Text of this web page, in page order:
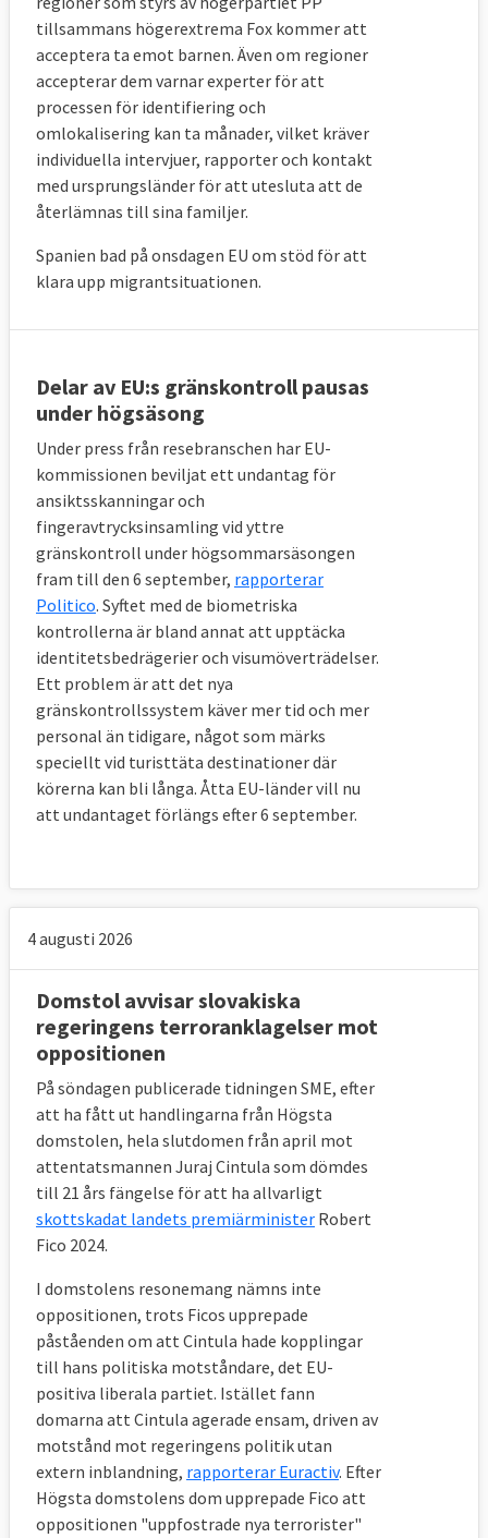
tillsammans högerextrema Fox kommer att
acceptera ta emot barnen. Även om regioner
accepterar dem varnar experter för att
processen för identifiering och
omlokalisering kan ta månader, vilket kräver
individuella intervjuer, rapporter och kontakt
med ursprungsländer för att utesluta att de
återlämnas till sina familjer.
Spanien bad på onsdagen EU om stöd för att
klara upp migrantsituationen.
Delar av EU:s gränskontroll pausas
under högsäsong
Under press från resebranschen har EU-
kommissionen beviljat ett undantag för
ansiktsskanningar och
fingeravtrycksinsamling vid yttre
gränskontroll under högsommarsäsongen
fram till den 6 september, rapporterar
Politico. Syftet med de biometriska
kontrollerna är bland annat att upptäcka
identitetsbedrägerier och visumöverträdelser.
Ett problem är att det nya
gränskontrollssystem käver mer tid och mer
personal än tidigare, något som märks
speciellt vid turisttäta destinationer där
körerna kan bli långa. Åtta EU-länder vill nu
att undantaget förlängs efter 6 september.
4 augusti 2026
Domstol avvisar slovakiska
regeringens terroranklagelser mot
oppositionen
På söndagen publicerade tidningen SME, efter
att ha fått ut handlingarna från Högsta
domstolen, hela slutdomen från april mot
attentatsmannen Juraj Cintula som dömdes
till 21 års fängelse för att ha allvarligt
skottskadat landets premiärminister Robert
Fico 2024.
I domstolens resonemang nämns inte
oppositionen, trots Ficos upprepade
påståenden om att Cintula hade kopplingar
till hans politiska motståndare, det EU-
positiva liberala partiet. Istället fann
domarna att Cintula agerade ensam, driven av
motstånd mot regeringens politik utan
extern inblandning, rapporterar Euractiv. Efter
Högsta domstolens dom upprepade Fico att
oppositionen "uppfostrade nya terrorister"